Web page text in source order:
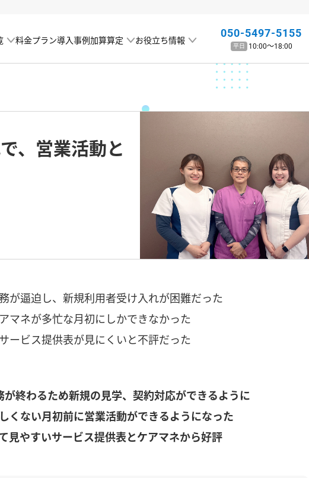
料金プラン導入事例加算算定 お役立ち情報
050-5497-5155
平日 10:00〜18:00
、営業活動と
が逼迫し、新規利用者受け入れが困難だった
マネが多忙な月初にしかできなかった
ービス提供表が見にくいと不評だった
が終わるため新規の見学、契約対応ができるように
くない月初前に営業活動ができるようになった
見やすいサービス提供表とケアマネから好評